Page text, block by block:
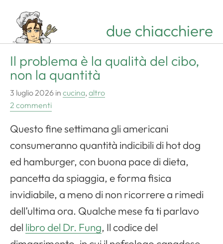
due chiacchiere
Il problema è la qualità del cibo,
non la quantità
3 luglio 2026 in cucina, altro
2 commenti
Questo fine settimana gli americani
consumeranno quantità indicibili di hot dog
ed hamburger, con buona pace di dieta,
pancetta da spiaggia, e forma fisica
invidiabile, a meno di non ricorrere a rimedi
dell’ultima ora. Qualche mese fa ti parlavo
del libro del Dr. Fung, Il codice del